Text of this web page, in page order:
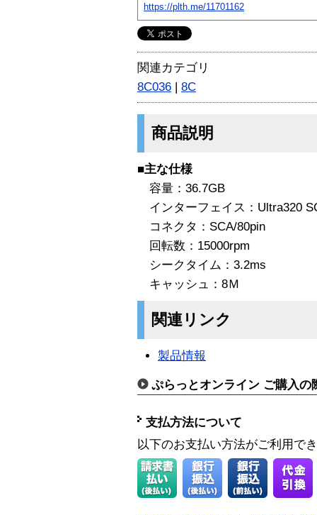
https://plth.me/11701162
関連カテゴリ
8C036 | 8C
商品説明
■主な仕様
容量：36.7GB
インターフェイス：Ultra320
コネクタ：SCA/80pin
回転数：15000rpm
シークタイム：3.2ms
キャッシュ：8Ｍ
関連リンク
製品情報
ぷらっとオンライン ご購入の
支払方法について
以下のお支払い方法がご利用で